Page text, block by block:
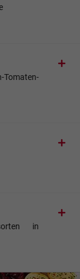
Tomaten-
in